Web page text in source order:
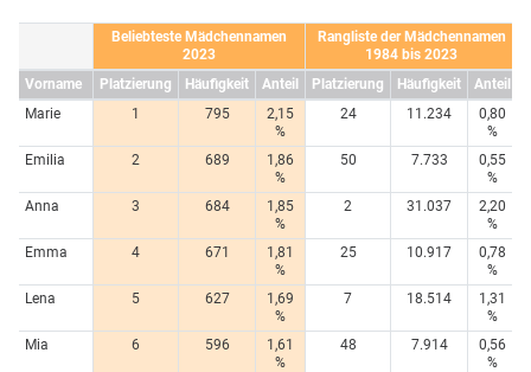
Beliebteste Mädchennamen
2023
Rangliste der Mädchennamen
1984 bis 2023
Vorname
Platzierung Häufigkeit Anteil Platzierung Häufigkeit
Anteil
Marie
1 795
2,15
%
24 11.234
0,80
%
Emilia
2 689
1,86
%
50 7.733
0,55
%
Anna
3 684
1,85
%
2 31.037
2,20
%
Emma
4 671
1,81
%
25 10.917
0,78
%
Lena
5 627
1,69
%
7 18.514
1,31
%
Mia
6 596
1,61
%
48 7.914
0,56
%